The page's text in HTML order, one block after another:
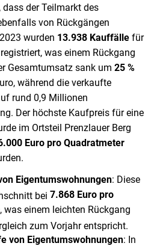
dass der Teilmarkt des
von Rückgängen
wurden 13.938 Kauffälle für
was einem Rückgang
Gesamtumsatz sank um 25 %
während die verkaufte
rund 0,9 Millionen
Der höchste Kaufpreis für eine
im Ortsteil Prenzlauer Berg
Euro pro Quadratmeter
Eigentumswohnungen: Diese
bei 7.868 Euro pro
, was einem leichten Rückgang
zum Vorjahr entspricht.
von Eigentumswohnungen: In